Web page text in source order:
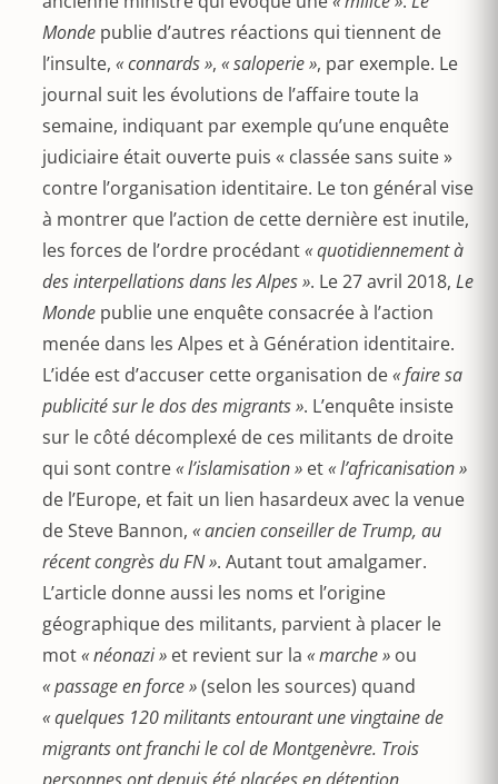
Monde publie d’autres réactions qui tiennent de
l’insulte, « connards », « saloperie », par exemple. Le
journal suit les évolutions de l’affaire toute la
semaine, indiquant par exemple qu’une enquête
judiciaire était ouverte puis « classée sans suite »
contre l’organisation identitaire. Le ton général vise
à montrer que l’action de cette dernière est inutile,
les forces de l’ordre procédant« quotidiennement à
des interpellations dans les Alpes ». Le 27 avril 2018, Le
Monde publie une enquête consacrée à l’action
menée dans les Alpes et à Génération identitaire.
L’idée est d’accuser cette organisation de« faire sa
publicité sur le dos des migrants ». L’enquête insiste
sur le côté décomplexé de ces militants de droite
qui sont contre« l’islamisation » et« l’africanisation »
de l’Europe, et fait un lien hasardeux avec la venue
de Steve Bannon, « ancien conseiller de Trump, au
récent congrès du FN ». Autant tout amalgamer.
L’article donne aussi les noms et l’origine
géographique des militants, parvient à placer le
mot« néonazi » et revient sur la « marche » ou
« passage en force »(selon les sources) quand
« quelques 120 militants entourant une vingtaine de
migrants ont franchi le col de Montgenèvre. Trois